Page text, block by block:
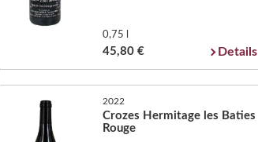
0,75 l
45,80 € Details
2022
Crozes Hermitage les Baties
Rouge